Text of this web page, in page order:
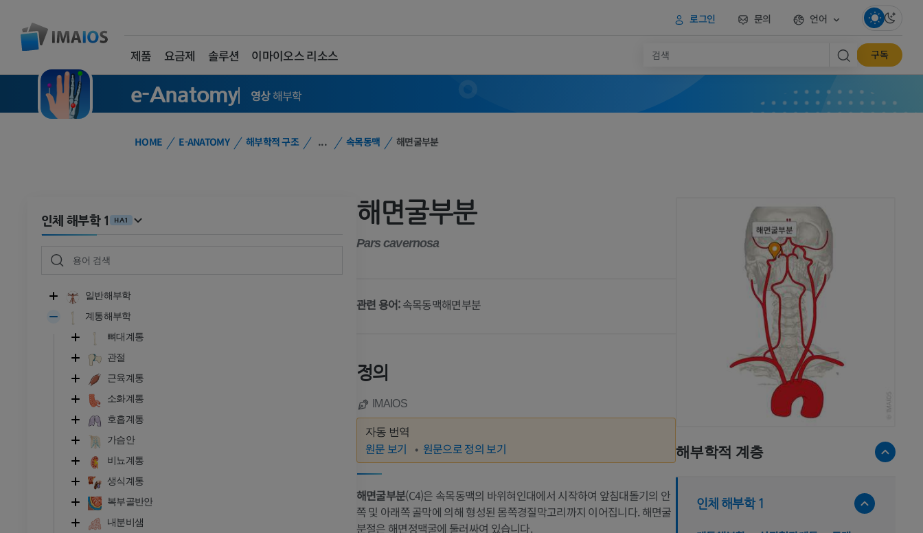
로그인 문의 언어
제품 요금제 솔루션 이마이오스 리소스 구독
e-Anatomy 영상해부학
HOME E-ANATOMY 해부학적 구조 ... 속목동맥 해면굴부분
인체 해부학 1 HA1
일반해부학
계통해부학
뼈대계통
관절
근육계통
소화계통
호흡계통
가슴안
비뇨계통
생식계통
복부골반안
내분비샘
해면굴부분
Pars cavernosa
관련 용어:속목동맥해면부분
정의
IMAIOS
자동 번역
원문 보기 원문으로 정의 보기
해면굴부분(C4)은 속목동맥의 바위혀인대에서 시작하여 앞침대돌기의 안
쪽 및 아래쪽 골막에 의해 형성된 몸쪽경질막고리까지 이어집니다. 해면굴
분절은 해면정맥굴에 둘러싸여 있습니다.
해부학적 계층
인체 해부학 1